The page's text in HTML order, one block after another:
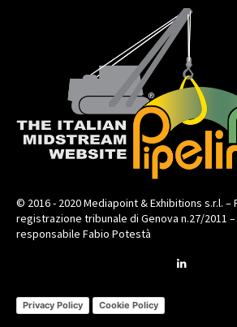
© 2016 - 2020 Mediapoint & Exhibitions s.r.l. –
registrazione tribunale di Genova n.27/2011
responsabile Fabio Potestà
Privacy Policy Cookie Policy